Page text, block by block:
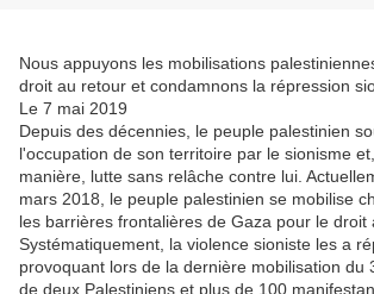
Nous appuyons les mobilisations
droit au retour et condamnons la répression
Le 7 mai 2019
Depuis des décennies, le peuple palestinien
l'occupation de son territoire par le sionisme
manière, lutte sans relâche contre lui.
mars 2018, le peuple palestinien se mobilise
les barrières frontalières de Gaza pour le droit
Systématiquement, la violence sioniste les a
provoquant lors de la dernière mobilisation du
de deux Palestiniens et plus de 100